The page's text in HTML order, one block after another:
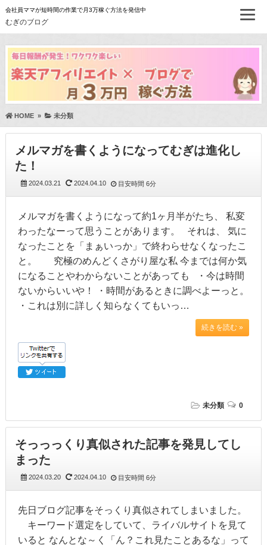
会社員ママが短時間の作業で月3万稼ぐ方法を発信中
むぎのブログ
HOME» 未分類
メルマガを書くようになってむぎは進化し
た！
2024.03.21 2024.04.10 目安時間 6分
メルマガを書くようになって約1ヶ月半がたち、 私変
わったなーって思うことがあります。 それは、 気に
なったことを「まぁいっか」で終わらせなくなったこ
と。 究極のめんどくさがり屋な私 今までは何か気
になることやわからないことがあっても ・今は時間
ないからいいや！ ・時間があるときに調べよーっと。
・これは別に詳しく知らなくてもいっ…
続きを読む »
未分類 0
そっっっくり真似された記事を発見してし
まった
2024.03.20 2024.04.10 目安時間 6分
先日ブログ記事をそっくり真似されてしまいました。
キーワード選定をしていて、ライバルサイトを見て
いると なんとな～く「ん？これ見たことあるな」って